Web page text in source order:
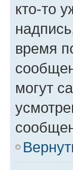
кто-то
время
могут